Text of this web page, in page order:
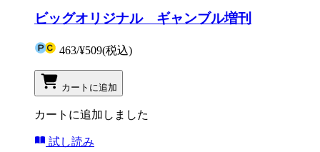
ビッグオリジナル ギャンブル増刊
463/¥509(税込)
カートに追加
カートに追加しました
試し読み